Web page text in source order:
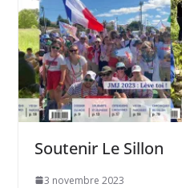
Soutenir Le Sillon
3 novembre 2023